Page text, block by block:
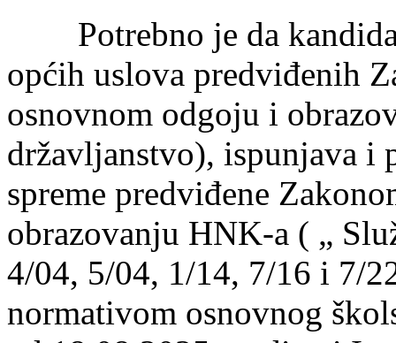
Potrebno je da
općih uslova predviđenih
osnovnom odgoju i
državljanstvo), ispunjava i
spreme predviđene
obrazovanju HNK-a ( „
4/04, 5/04, 1/14, 7/16 i 7/
normativom osnovnog